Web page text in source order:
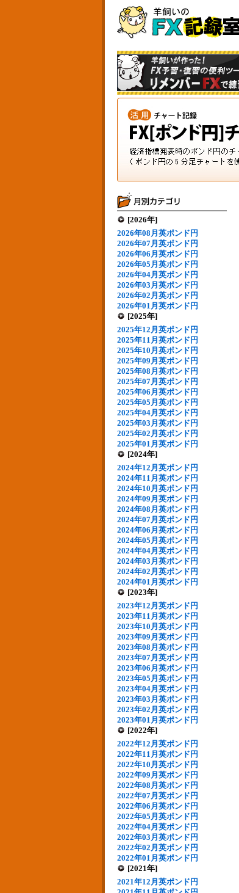
[2026年]
2026年08月英ポンド円
2026年07月英ポンド円
2026年06月英ポンド円
2026年05月英ポンド円
2026年04月英ポンド円
2026年03月英ポンド円
2026年02月英ポンド円
2026年01月英ポンド円
[2025年]
2025年12月英ポンド円
2025年11月英ポンド円
2025年10月英ポンド円
2025年09月英ポンド円
2025年08月英ポンド円
2025年07月英ポンド円
2025年06月英ポンド円
2025年05月英ポンド円
2025年04月英ポンド円
2025年03月英ポンド円
2025年02月英ポンド円
2025年01月英ポンド円
[2024年]
2024年12月英ポンド円
2024年11月英ポンド円
2024年10月英ポンド円
2024年09月英ポンド円
2024年08月英ポンド円
2024年07月英ポンド円
2024年06月英ポンド円
2024年05月英ポンド円
2024年04月英ポンド円
2024年03月英ポンド円
2024年02月英ポンド円
2024年01月英ポンド円
[2023年]
2023年12月英ポンド円
2023年11月英ポンド円
2023年10月英ポンド円
2023年09月英ポンド円
2023年08月英ポンド円
2023年07月英ポンド円
2023年06月英ポンド円
2023年05月英ポンド円
2023年04月英ポンド円
2023年03月英ポンド円
2023年02月英ポンド円
2023年01月英ポンド円
[2022年]
2022年12月英ポンド円
2022年11月英ポンド円
2022年10月英ポンド円
2022年09月英ポンド円
2022年08月英ポンド円
2022年07月英ポンド円
2022年06月英ポンド円
2022年05月英ポンド円
2022年04月英ポンド円
2022年03月英ポンド円
2022年02月英ポンド円
2022年01月英ポンド円
[2021年]
2021年12月英ポンド円